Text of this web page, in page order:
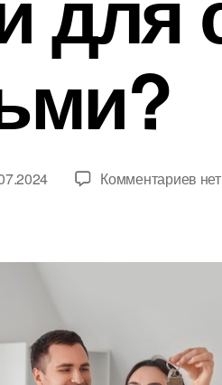
Комментариевк
в
для
нет